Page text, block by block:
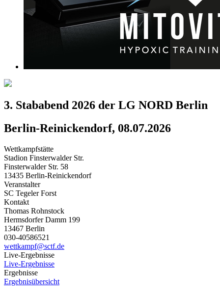
3. Stababend 2026 der LG NORD Berlin
Berlin-Reinickendorf, 08.07.2026
Wettkampfstätte
Stadion Finsterwalder Str.
Finsterwalder Str. 58
13435 Berlin-Reinickendorf
Veranstalter
SC Tegeler Forst
Kontakt
Thomas Rohnstock
Hermsdorfer Damm 199
13467 Berlin
030-40586521
wettkampf@sctf.de
Live-Ergebnisse
Live-Ergebnisse
Ergebnisse
Ergebnisübersicht